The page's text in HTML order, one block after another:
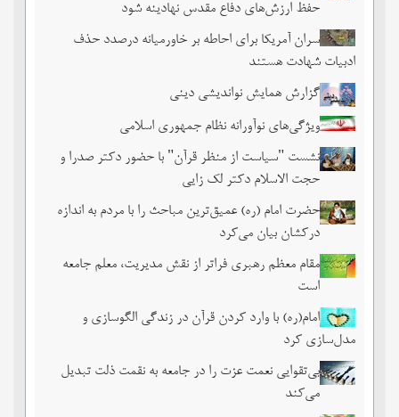
حفظ ارزش‌های دفاع مقدس نهادینه شود
سران آمریکا برای احاطه بر خاورمیانه درصدد حذف
ادبیات شهادت هستند
گزارش همایش نواندیشی دینی
ویژگی‌های نوآورانه نظام جمهوری اسلامی
نشست‏ "سیاست از منظر قرآن" با حضور دکتر صدرا و
حجت الاسلام دکتر لک زایی
حضرت امام (ره) عمیق‌ترین مباحث را با مردم به اندازه
درکشان بیان می‌کرد
مقام معظم رهبری فراتر از نقش مدیریت، معلم جامعه
است
امام(ره) با وارد کردن قرآن در زندگی الگوسازی و
مدل‌سازی کرد
بی‌تقوایی نعمت عزت را در جامعه به نقمت ذلت تبدیل
می‌کند